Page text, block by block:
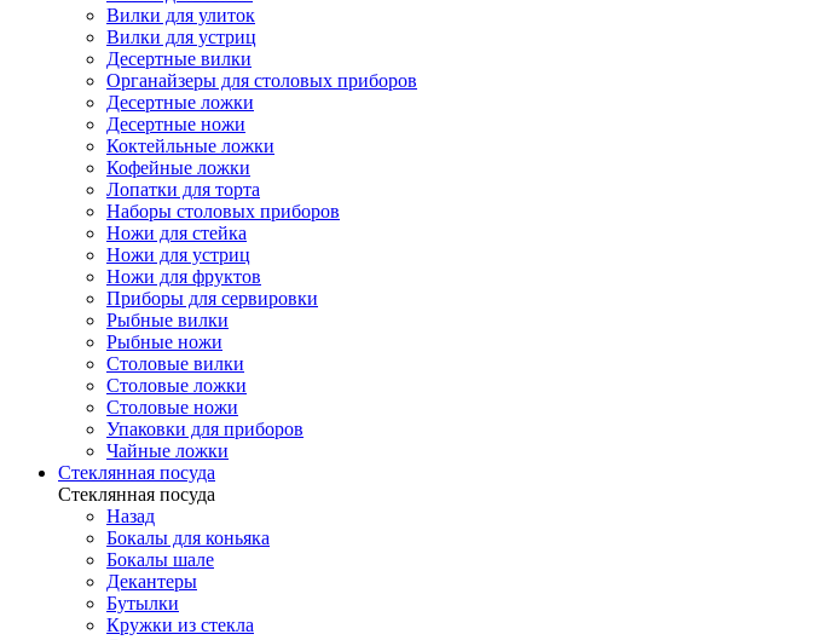
Вилки для улиток
Вилки для устриц
Десертные вилки
Органайзеры для столовых приборов
Десертные ложки
Десертные ножи
Коктейльные ложки
Кофейные ложки
Лопатки для торта
Наборы столовых приборов
Ножи для стейка
Ножи для устриц
Ножи для фруктов
Приборы для сервировки
Рыбные вилки
Рыбные ножи
Столовые вилки
Столовые ложки
Столовые ножи
Упаковки для приборов
Чайные ложки
Стеклянная посуда
Стеклянная посуда
Назад
Бокалы для коньяка
Бокалы шале
Декантеры
Бутылки
Кружки из стекла